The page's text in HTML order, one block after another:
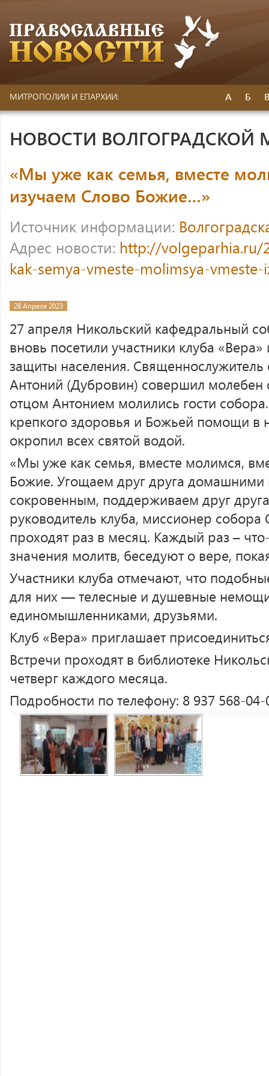
МИТРОПОЛИИ И ЕПАРХИИ: А Б
НОВОСТИ
«Мы уже как семья, вместе
изучаем Слово Божие…»
Источник информации:
Адрес новости: http://volgeparhia.ru/
kak-semya-vmeste-molimsya-
28 Апреля 2023
27 апреля Никольский кафедральный
вновь посетили участники клуба
защиты населения.
Антоний (Дубровин) совершил молебен
отцом Антонием молились гости
крепкого здоровья и Божьей помощи в
окропил всех святой водой.
«Мы уже как семья, вместе молимся,
Божие. Угощаем друг друга домашними
сокровенным, поддерживаем друг
руководитель клуба, миссионер собора
проходят раз в месяц. Каждый раз –
значения молитв, беседуют о вере,
Участники клуба отмечают, что
для них — телесные и душевные немощи
единомышленниками, друзьями.
Клуб «Вера» приглашает
Встречи проходят в библиотеке
четверг каждого месяца.
Подробности по телефону: 8 937 568-04-